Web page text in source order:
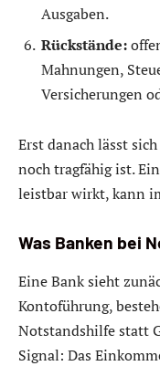
Ausgaben.
Rückstände:
Mahnungen,
Versicherungen
Erst danach lässt
noch tragfähig ist.
leistbar wirkt, kann
Was Banken bei
Eine Bank sieht
Kontoführung,
Notstandshilfe statt
Signal: Das